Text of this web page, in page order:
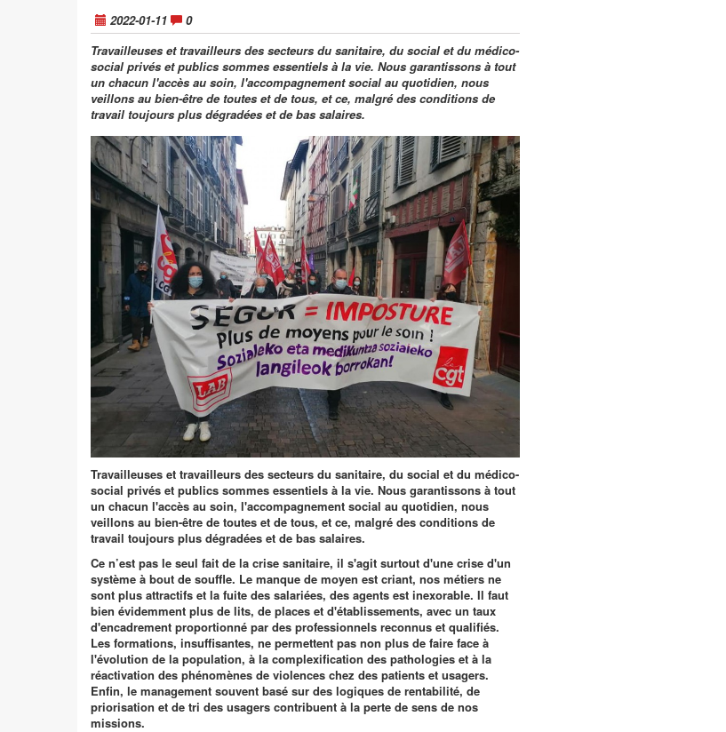
2022-01-11
0
Travailleuses et travailleurs des secteurs du sanitaire, du social et du médico-
social privés et publics sommes essentiels à la vie. Nous garantissons à tout
un chacun l'accès au soin, l'accompagnement social au quotidien, nous
veillons au bien-être de toutes et de tous, et ce, malgré des conditions de
travail toujours plus dégradées et de bas salaires.
Travailleuses et travailleurs des secteurs du sanitaire, du social et du médico-
social privés et publics sommes essentiels à la vie. Nous garantissons à tout
un chacun l'accès au soin, l'accompagnement social au quotidien, nous
veillons au bien-être de toutes et de tous, et ce, malgré des conditions de
travail toujours plus dégradées et de bas salaires.
Ce n’est pas le seul fait de la crise sanitaire, il s'agit surtout d'une crise d'un
système à bout de souffle. Le manque de moyen est criant, nos métiers ne
sont plus attractifs et la fuite des salariées, des agents est inexorable. Il faut
bien évidemment plus de lits, de places et d'établissements, avec un taux
d'encadrement proportionné par des professionnels reconnus et qualifiés.
Les formations, insuffisantes, ne permettent pas non plus de faire face à
l'évolution de la population, à la complexification des pathologies et à la
réactivation des phénomènes de violences chez des patients et usagers.
Enfin, le management souvent basé sur des logiques de rentabilité, de
priorisation et de tri des usagers contribuent à la perte de sens de nos
missions.